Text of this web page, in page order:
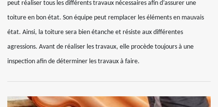
peut réaliser tous les différents travaux nécessaires afin d’assurer une
toiture en bon état. Son équipe peut remplacer les éléments en mauvais
état. Ainsi, la toiture sera bien étanche et résiste aux différentes
agressions. Avant de réaliser les travaux, elle procède toujours à une
inspection afin de déterminer les travaux à faire.